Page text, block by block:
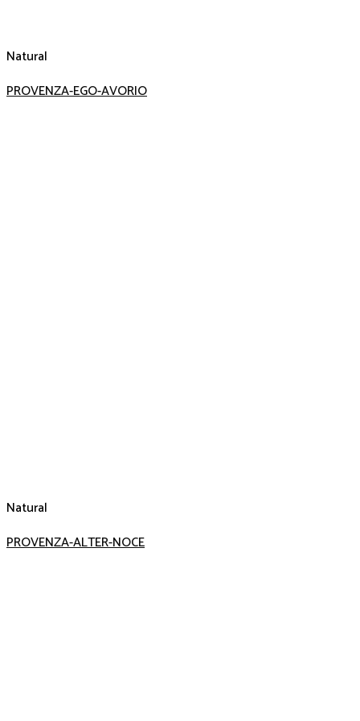
Natural
PROVENZA-EGO-AVORIO
Natural
PROVENZA-ALTER-NOCE